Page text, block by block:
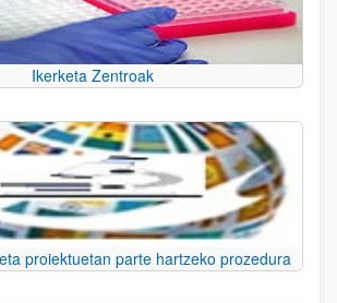
Ikerketa Zentroak
proiektuetan parte hartzeko prozedura